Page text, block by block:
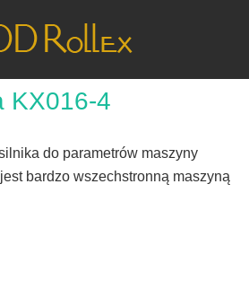
KX016-4
do parametrów maszyny
bardzo wszechstronną maszyną